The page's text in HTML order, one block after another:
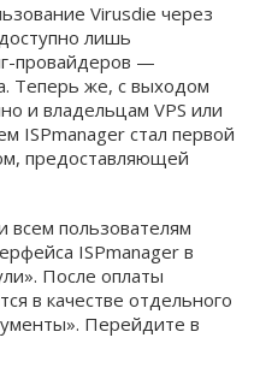
Virusdie через
лишь
провайдеров —
Теперь же, с выходом
и владельцам VPS или
ISPmanager стал первой
предоставляющей
всем пользователям
ISPmanager в
После оплаты
в качестве отдельного
Перейдите в